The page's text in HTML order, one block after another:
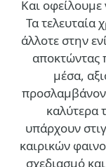
Και οφείλουμε
Τα τελευταία
άλλοτε στην
αποκτώντας
μέσα,
καλύτερα
υπάρχουν
καιρικών
σχεδιασμό